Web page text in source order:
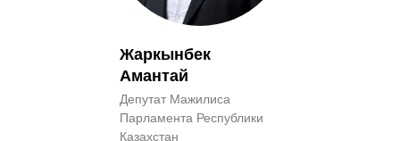
Жаркынбек
Амантай
Депутат Мажилиса
Парламента Республики
Казахстан